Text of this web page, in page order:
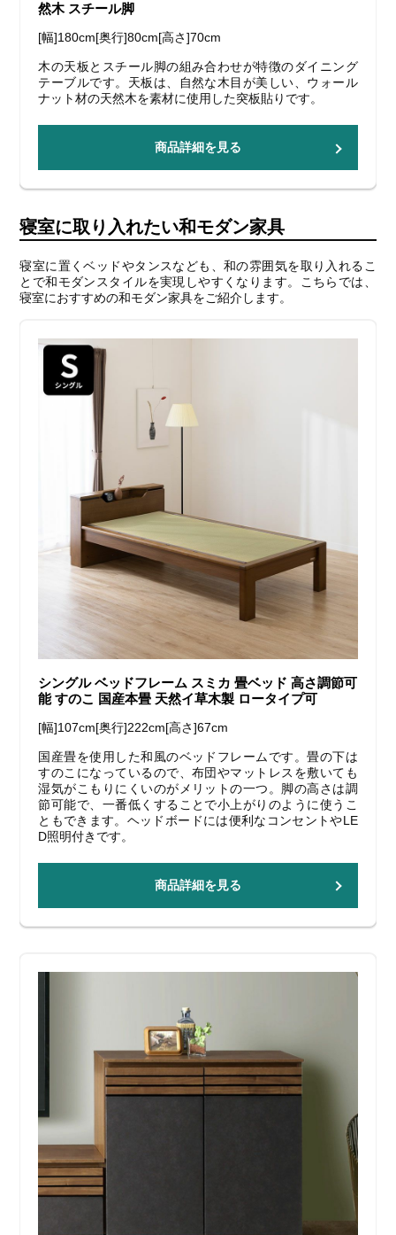
然木 スチール脚
[幅]180cm[奥行]80cm[高さ]70cm
木の天板とスチール脚の組み合わせが特徴のダイニング
テーブルです。天板は、自然な木目が美しい、ウォール
ナット材の天然木を素材に使用した突板貼りです。
商品詳細を見る
寝室に取り入れたい和モダン家具
寝室に置くベッドやタンスなども、和の雰囲気を取り入れるこ
とで和モダンスタイルを実現しやすくなります。こちらでは、
寝室におすすめの和モダン家具をご紹介します。
シングル ベッドフレーム スミカ 畳ベッド 高さ調節可
能 すのこ 国産本畳 天然イ草木製 ロータイプ可
[幅]107cm[奥行]222cm[高さ]67cm
国産畳を使用した和風のベッドフレームです。畳の下は
すのこになっているので、布団やマットレスを敷いても
湿気がこもりにくいのがメリットの一つ。脚の高さは調
節可能で、一番低くすることで小上がりのように使うこ
ともできます。ヘッドボードには便利なコンセントやLE
D照明付きです。
商品詳細を見る